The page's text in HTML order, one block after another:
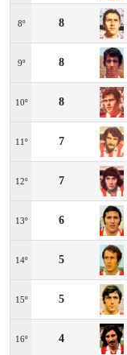
8º 8
9º 8
10º 8
11º 7
12º 7
13º 6
14º 5
15º 5
16º 4